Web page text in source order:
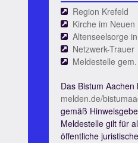
Region Krefeld
Kirche im
Altenseelsorge
Netzwerk-Trauer
Meldestelle
Das Bistum
melden.de/
gemäß
Meldestelle gilt für
öffentliche